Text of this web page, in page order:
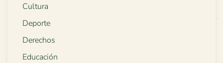
Cultura
Deporte
Derechos
Educación